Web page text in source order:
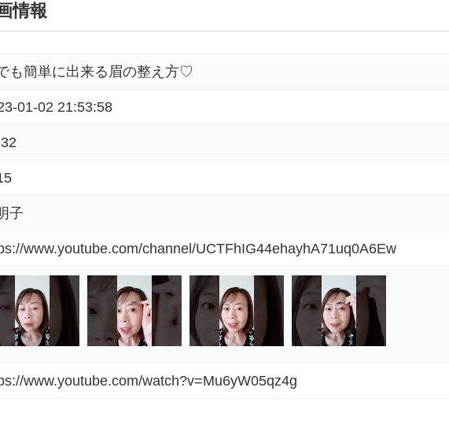
情報
も簡単に出来る眉の整え方♡
01-02 21:53:58
子
www.youtube.com/channel/UCTFhIG44ehayhA71uq0A6Ew
www.youtube.com/watch?v=Mu6yW05qz4g